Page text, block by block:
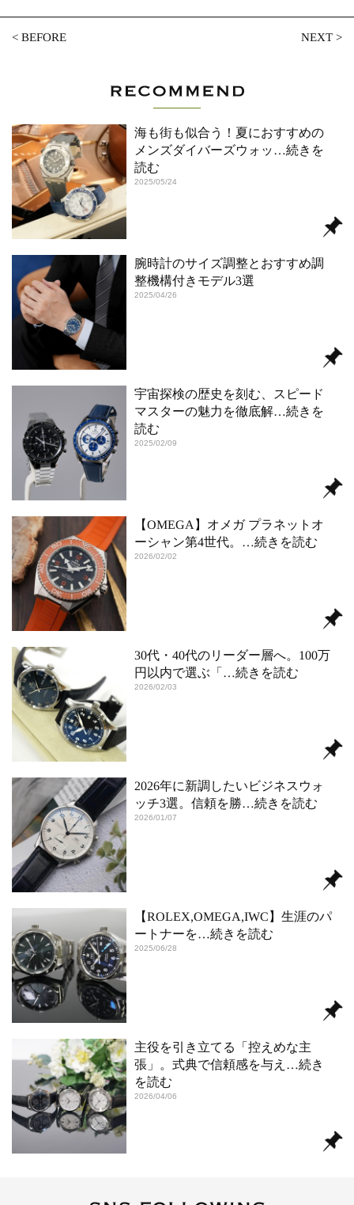
<BEFORE NEXT>
海も街も似合う！夏におすすめの
メンズダイバーズウォッ …続きを
読む
2025/05/24
腕時計のサイズ調整とおすすめ調
整機構付きモデル3選
2025/04/26
宇宙探検の歴史を刻む、スピード
マスターの魅力を徹底解…続きを
読む
2025/02/09
【OMEGA】オメガ プラネットオ
ーシャン第4世代。 …続きを読む
2026/02/02
30代・40代のリーダー層へ。100万
円以内で選ぶ「 …続きを読む
2026/02/03
2026年に新調したいビジネスウォ
ッチ3選。信頼を勝…続きを読む
2026/01/07
【ROLEX,OMEGA,IWC】生涯のパ
ートナーを…続きを読む
2025/06/28
主役を引き立てる「控えめな主
張」。式典で信頼感を与え …続き
を読む
2026/04/06